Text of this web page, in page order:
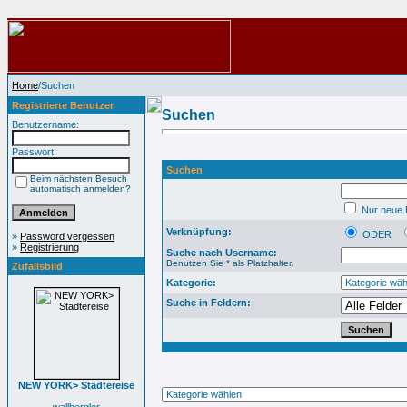
Home/Suchen
Registrierte Benutzer
Benutzername:
Passwort:
Beim nächsten Besuch
automatisch anmelden?
» Password vergessen
» Registrierung
Zufallsbild
NEW YORK> Städtereise
Suchen
Suchen
Nur neue
Verknüpfung:
ODER
Suche nach Username:
Benutzen Sie * als Platzhalter.
Kategorie:
Suche in Feldern: